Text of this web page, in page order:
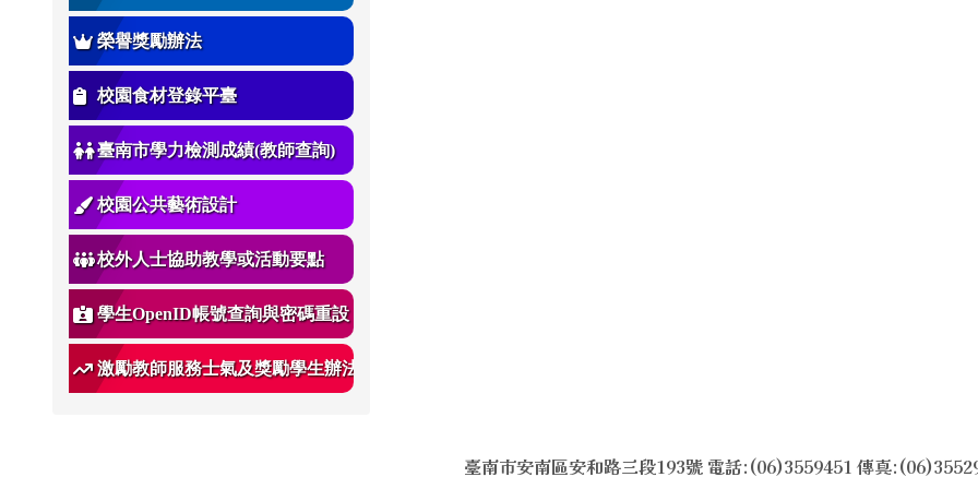
榮譽獎勵辦法
校園食材登錄平臺
臺南市學力檢測成績(教師查詢)
校園公共藝術設計
校外人士協助教學或活動要點
學生OpenID帳號查詢與密碼重設
激勵教師服務士氣及獎勵學生辦法
臺南市安南區安和路三段193號 電話:(06)3559451 傳真